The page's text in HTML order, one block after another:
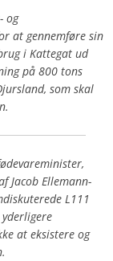
og
at gennemføre sin
i Kattegat ud
på 800 tons
som skal
Jacob Ellemann-
L111
at eksistere og